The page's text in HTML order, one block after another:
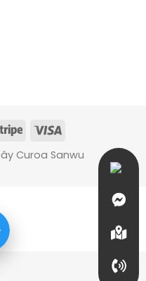
Curoa Sanwu